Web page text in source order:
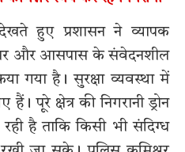
हुए प्रशासन ने व्यापक
और आसपास के संवेदनशील
गया है। सुरक्षा व्यवस्था में
पूरे क्षेत्र की निगरानी ड्रोन
है ताकि किसी भी संदिग्ध